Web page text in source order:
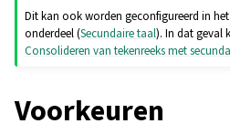
Dit kan ook worden geconfigureerd in
onderdeel (Secundaire taal). In dat geval
Consolideren van tekenreeks met
Voorkeuren